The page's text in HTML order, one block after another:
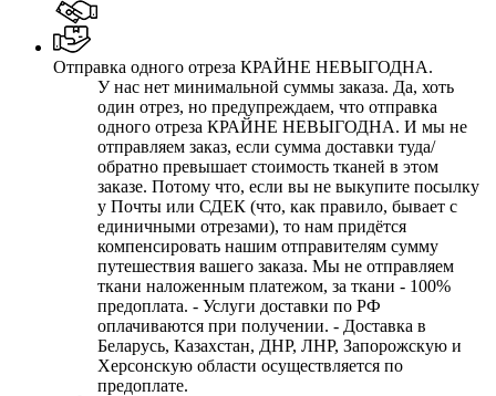
Отправка одного отреза КРАЙНЕ НЕВЫГОДНА.
У нас нет минимальной суммы заказа. Да, хоть
один отрез, но предупреждаем, что отправка
одного отреза КРАЙНЕ НЕВЫГОДНА. И мы не
отправляем заказ, если сумма доставки туда/
обратно превышает стоимость тканей в этом
заказе. Потому что, если вы не выкупите посылку
у Почты или СДЕК (что, как правило, бывает с
единичными отрезами), то нам придётся
компенсировать нашим отправителям сумму
путешествия вашего заказа. Мы не отправляем
ткани наложенным платежом, за ткани - 100%
предоплата. - Услуги доставки по РФ
оплачиваются при получении. - Доставка в
Беларусь, Казахстан, ДНР, ЛНР, Запорожскую и
Херсонскую области осуществляется по
предоплате.